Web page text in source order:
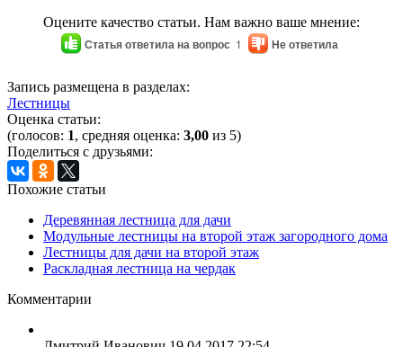
Оцените качество статьи. Нам важно ваше мнение:
Статья ответила на вопрос 1 Не ответила
Запись размещена в разделах:
Лестницы
Оценка статьи:
(голосов: 1, средняя оценка: 3,00 из 5)
Поделиться с друзьями:
Похожие статьи
Деревянная лестница для дачи
Модульные лестницы на второй этаж загородного дома
Лестницы для дачи на второй этаж
Раскладная лестница на чердак
Комментарии